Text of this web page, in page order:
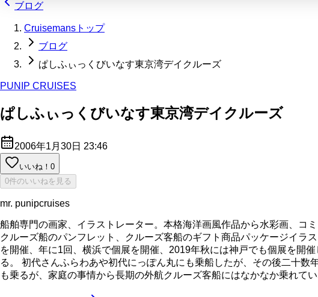
ブログ
Cruisemansトップ
ブログ
ぱしふぃっくびいなす東京湾デイクルーズ
PUNIP CRUISES
ぱしふぃっくびいなす東京湾デイクルーズ
2006年1月30日 23:46
いいね！ 0
0件のいいねを見る
mr. punipcruises
船舶専門の画家、イラストレーター。本格海洋画風作品から水彩画、コ
クルーズ船のパンフレット、クルーズ客船のギフト商品パッケージイラ
を開催、年に1回、横浜で個展を開催、2019年秋には神戸でも個展を開
る。 初代さんふらわあや初代にっぽん丸にも乗船したが、その後二十
も乗るが、家庭の事情から長期の外航クルーズ客船にはなかなか乗れて